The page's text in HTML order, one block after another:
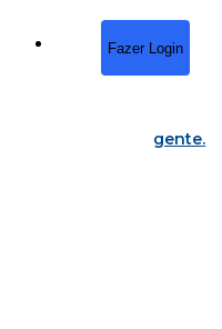
Fazer Login
gente.